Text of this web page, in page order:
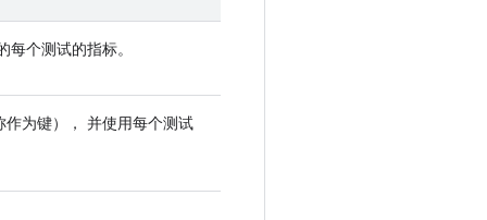
个测试的指标。
为键）， 并使用每个测试